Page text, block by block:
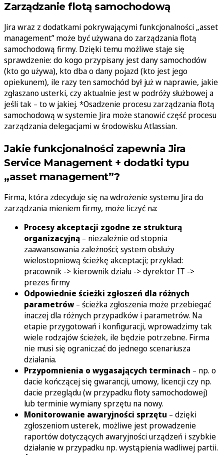
Zarządzanie flotą samochodową
Jira wraz z dodatkami pokrywającymi funkcjonalności „asset
management” może być używana do zarządzania flotą
samochodową firmy. Dzięki temu możliwe staje się
sprawdzenie: do kogo przypisany jest dany samochodów
(kto go używa), kto dba o dany pojazd (kto jest jego
opiekunem), ile razy ten samochód był już w naprawie, jakie
zgłaszano usterki, czy aktualnie jest w podróży służbowej a
jeśli tak – to w jakiej. *Osadzenie procesu zarządzania flotą
samochodową w systemie Jira może stanowić część procesu
zarządzania delegacjami w środowisku Atlassian.
Jakie funkcjonalności zapewnia Jira
Service Management + dodatki typu
„asset management”?
Firma, która zdecyduje się na wdrożenie systemu Jira do
zarządzania mieniem firmy, może liczyć na:
Procesy akceptacji zgodne ze strukturą
organizacyjną – niezależnie od stopnia
zaawansowania zależności; system obsłuży
wielostopniową ścieżkę akceptacji; przykład:
pracownik -> kierownik działu -> dyrektor IT ->
prezes firmy
Odpowiednie ścieżki zgłoszeń dla różnych
parametrów – ścieżka zgłoszenia może przebiegać
inaczej dla różnych przypadków i parametrów. Na
etapie przygotowań i konfiguracji, wprowadzimy tak
wiele rodzajów ścieżek, ile będzie potrzebne. Firma
nie musi się ograniczać do jednego scenariusza
działania.
Przypomnienia o wygasających terminach – np. o
dacie kończącej się gwarancji, umowy, licencji czy np.
dacie przeglądu (w przypadku floty samochodowej)
lub terminie wymiany sprzętu na nowy.
Monitorowanie awaryjności sprzętu – dzięki
zgłoszeniom usterek, możliwe jest prowadzenie
raportów dotyczących awaryjności urządzeń i szybkie
działanie w przypadku np. wystąpienia wadliwej partii.